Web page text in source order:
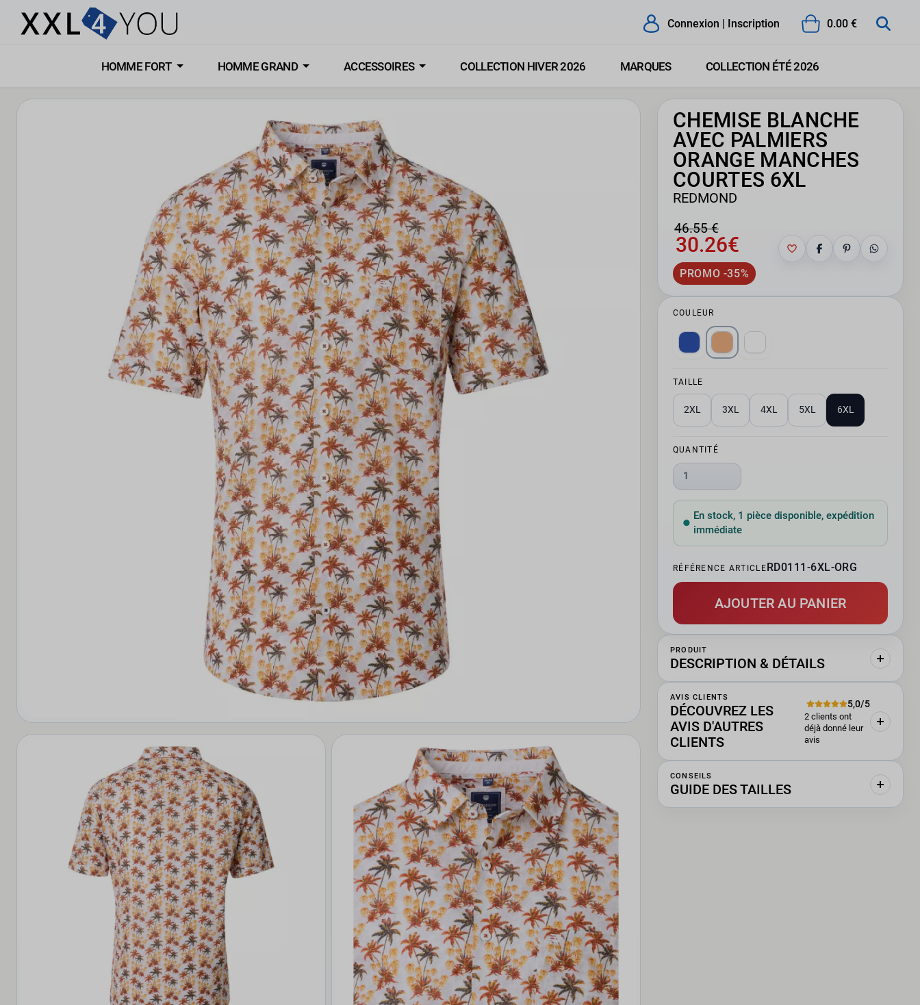
Connexion | Inscription 0.00 €
HOMME FORT HOMME GRAND ACCESSOIRES COLLECTION HIVER 2026 MARQUES COLLECTION ÉTÉ 2026
CHEMISE BLANCHE
AVEC PALMIERS
ORANGE MANCHES
COURTES 6XL
REDMOND
46.55 €
30.26€
PROMO -35%
COULEUR
TAILLE
2XL 3XL 4XL 5XL 6XL
QUANTITÉ
1
En stock, 1 pièce disponible, expédition
immédiate
RÉFÉRENCE ARTICLERD0111-6XL-ORG
AJOUTER AU PANIER
PRODUIT
DESCRIPTION & DÉTAILS
AVIS CLIENTS
DÉCOUVREZ LES
AVIS D'AUTRES
CLIENTS
5,0/5
2 clients ont
déjà donné leur
avis
CONSEILS
GUIDE DES TAILLES